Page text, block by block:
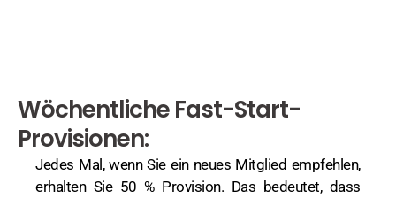
Wöchentliche Fast-Start-
Provisionen:
Jedes Mal, wenn Sie ein neues Mitglied empfehlen,
erhalten Sie 50 % Provision. Das bedeutet, dass